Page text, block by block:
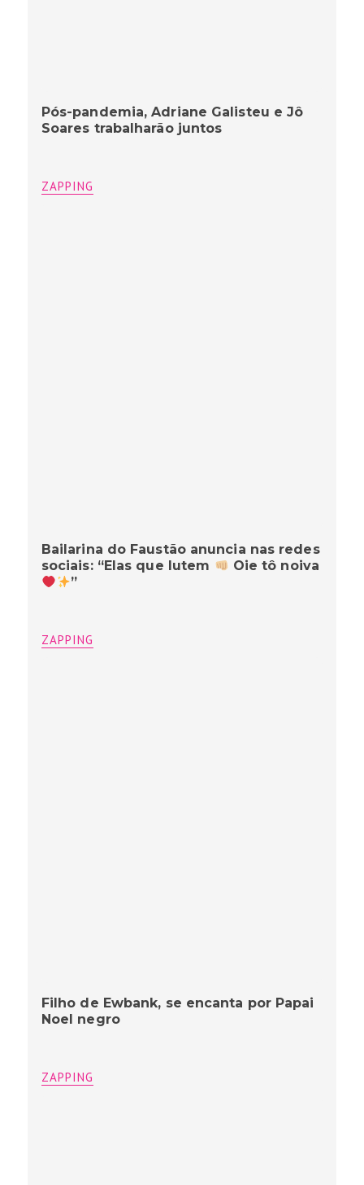
Pós-pandemia, Adriane Galisteu e Jô
Soares trabalharão juntos
ZAPPING
Bailarina do Faustão anuncia nas redes
sociais: “Elas que lutem
Oie tô noiva
”
ZAPPING
Filho de Ewbank, se encanta por Papai
Noel negro
ZAPPING